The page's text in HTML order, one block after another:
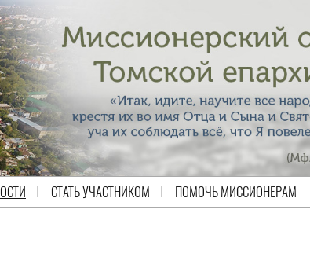
СТАТЬ УЧАСТНИКОМ ПОМОЧЬ МИССИОНЕРАМ